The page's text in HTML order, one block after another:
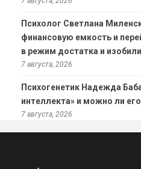
Психолог Светлана
финансовую емкость и
в режим достатка и
7 августа, 2026
Психогенетик Надежда
интеллекта» и можно ли
7 августа, 2026